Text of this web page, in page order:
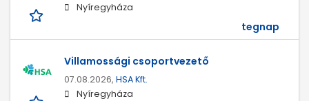
Nyíregyháza
tegnap
Villamossági csoportvezető
07.08.2026, HSA Kft.
Nyíregyháza